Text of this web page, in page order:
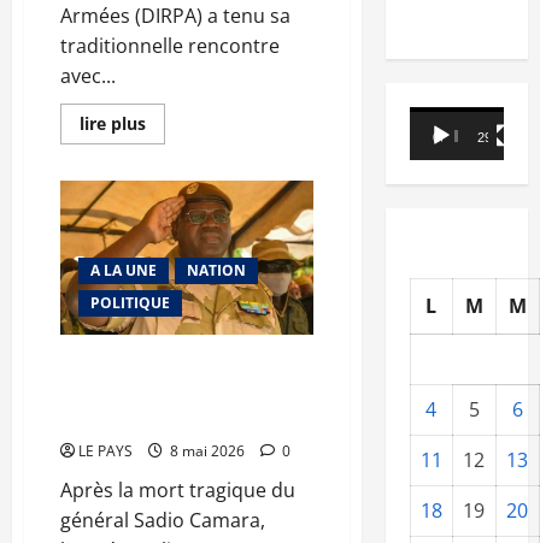
Armées (DIRPA) a tenu sa
traditionnelle rencontre
avec...
lire plusEn
savoir
DIRPA :
« Le
Mali
reste
et
le
Mali
demeure »
A LA UNE
NATION
POLITIQUE
LE PAYS 8 mai 2026 0
Après la mort tragique du
général Sadio Camara,
Lecteur
vidéo
00:00 29:21
L M M
4 5
6
11
12
13
18
19
20